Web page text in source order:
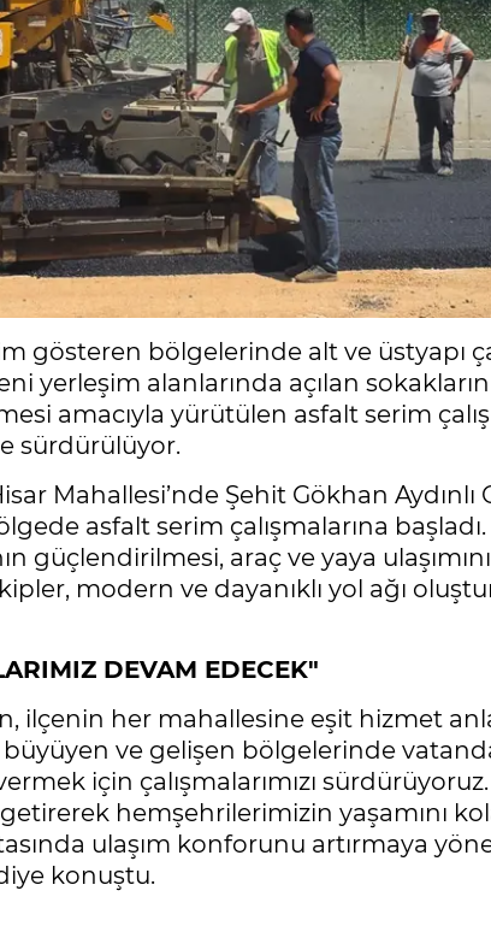
gösteren bölgelerinde alt ve üstyapı
yerleşim alanlarında açılan
amacıyla yürütülen asfalt serim
sürdürülüyor.
Mahallesi’nde Şehit Gökhan Aydınlı
asfalt serim çalışmalarına başladı.
güçlendirilmesi, araç ve yaya
modern ve dayanıklı yol ağı
DEVAM EDECEK"
ilçenin her mahallesine eşit hizmet
ve gelişen bölgelerinde
için çalışmalarımızı
hemşehrilerimizin yaşamını
ulaşım konforunu artırmaya
konuştu.